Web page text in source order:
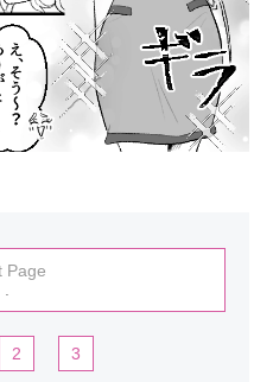
Page
2 3